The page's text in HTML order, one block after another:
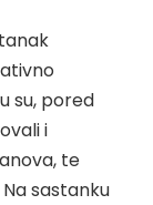
su, pored
i
te
sastanku